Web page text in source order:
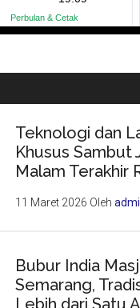
Teknologi dan
Khusus Sambut
Malam Terakhir
11 Maret 2026 Oleh
Bubur India
Semarang,
Lebih dari Satu